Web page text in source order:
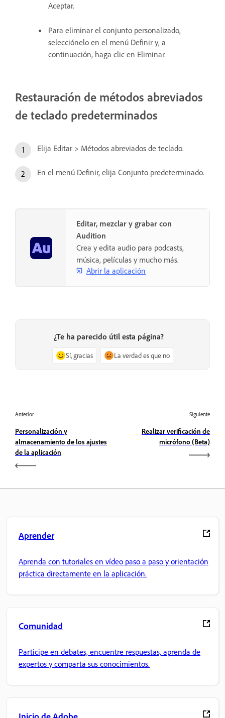
Aceptar.
Para eliminar el conjunto personalizado,
selecciónelo en el menú Definir y, a
continuación, haga clic en Eliminar.
Restauración de métodos abreviados
de teclado predeterminados
Elija Editar > Métodos abreviados de teclado.
En el menú Definir, elija Conjunto predeterminado.
Editar, mezclar y grabar con
Audition
Crea y edita audio para podcasts,
música, películas y mucho más.
Abrir la aplicación
¿Te ha parecido útil esta página?
Sí, gracias La verdad es que no
Anterior
Personalización y
almacenamiento de los ajustes
de la aplicación
Siguiente
Realizar verificación de
micrófono (Beta)
Aprender
Aprenda con tutoriales en vídeo paso a paso y orientación
práctica directamente en la aplicación.
Comunidad
Participe en debates, encuentre respuestas, aprenda de
expertos y comparta sus conocimientos.
Inicio de Adobe